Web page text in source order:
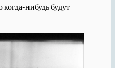
когда-нибудь будут